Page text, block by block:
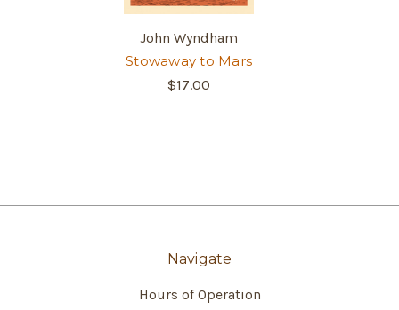
John Wyndham
Stowaway to Mars
$17.00
Navigate
Hours of Operation